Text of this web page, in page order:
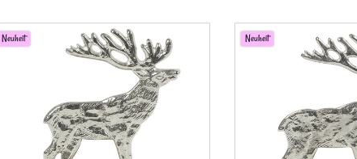
Neuheit Neuheit